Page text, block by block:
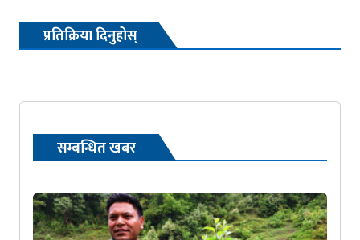
प्रतिक्रिया दिनुहोस्
सम्बन्धित खबर